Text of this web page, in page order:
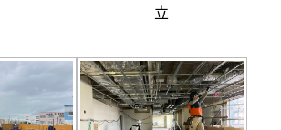
立